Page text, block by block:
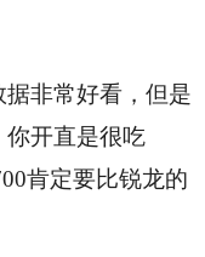
非常好看，但是
你开直是很吃
肯定要比锐龙的